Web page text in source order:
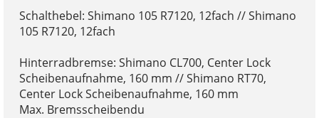
Schalthebel: Shimano 105 R7120, 12fach // Shimano
105 R7120, 12fach
Hinterradbremse: Shimano CL700, Center Lock
Scheibenaufnahme, 160 mm // Shimano RT70,
Center Lock Scheibenaufnahme, 160 mm
Max. Bremsscheibendu